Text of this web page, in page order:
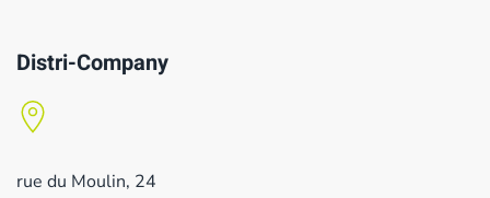
Distri-Company
rue du Moulin, 24